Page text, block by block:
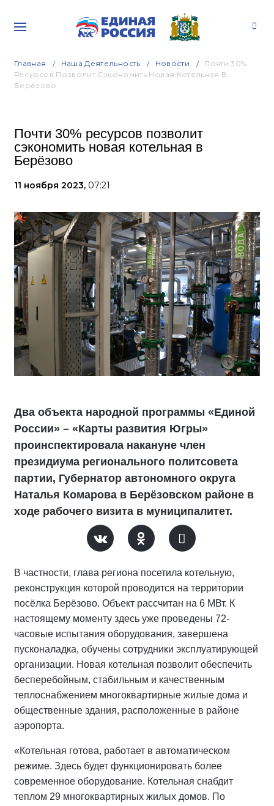
Главная Наша Деятельность Новости
Почти 30%
Ресурсов Позволит Сэкономить Новая Котельная В
Берёзово
Почти 30% ресурсов позволит
сэкономить новая котельная в
Берёзово
11 ноября 2023, 07:21
Два объекта народной программы «Единой
России» – «Карты развития Югры»
проинспектировала накануне член
президиума регионального политсовета
партии, Губернатор автономного округа
Наталья Комарова в Берёзовском районе в
ходе рабочего визита в муниципалитет.
В частности, глава региона посетила котельную,
реконструкция которой проводится на территории
посёлка Берёзово. Объект рассчитан на 6 МВт. К
настоящему моменту здесь уже проведены 72-
часовые испытания оборудования, завершена
пусконаладка, обучены сотрудники эксплуатирующей
организации. Новая котельная позволит обеспечить
бесперебойным, стабильным и качественным
теплоснабжением многоквартирные жилые дома и
общественные здания, расположенные в районе
аэропорта.
«Котельная готова, работает в автоматическом
режиме. Здесь будет функционировать более
современное оборудование. Котельная снабдит
теплом 29 многоквартирных жилых домов. По